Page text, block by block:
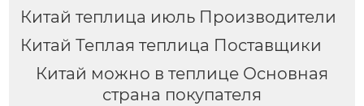
Китай теплица июль Производители
Китай Теплая теплица Поставщики
Китай можно в теплице Основная
страна покупателя